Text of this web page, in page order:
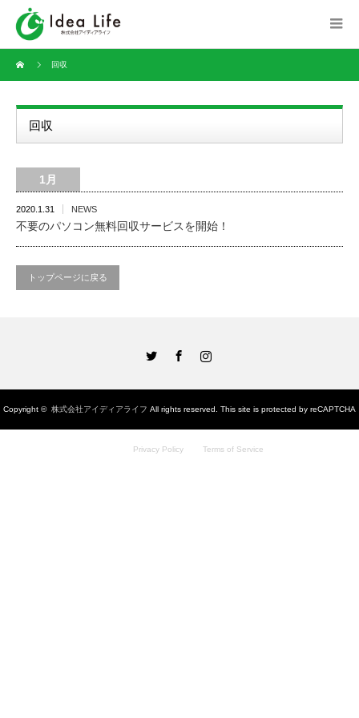
回収
回収
1月
2020.1.31 NEWS
不要のパソコン無料回収サービスを開始！
トップページに戻る
Copyright © 株式会社アイディアライフ All rights reserved. This site is protected by reCAPTCHA
Privacy Policyand Terms of Service